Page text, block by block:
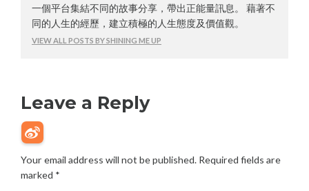
一個平台集結不同的故事分享，帶出正能量訊息。 藉著不
同的人生的經歷，建立積極的人生態度及價值觀。
VIEW ALL POSTS BY SHINING ME UP
Leave a Reply
Your email address will not be published. Required fields are
marked *